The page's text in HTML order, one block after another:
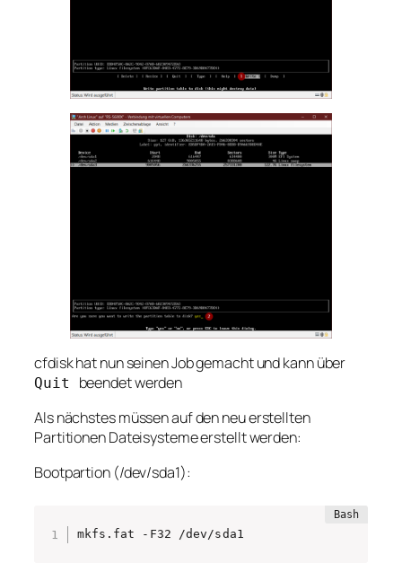
cfdisk hat nun seinen Job gemacht und kann über
Quit beendet werden
Als nächstes müssen auf den neu erstellten
Partitionen Dateisysteme erstellt werden:
Bootpartion (/dev/sda1):
mkfs.fat -F32 /dev/sda1